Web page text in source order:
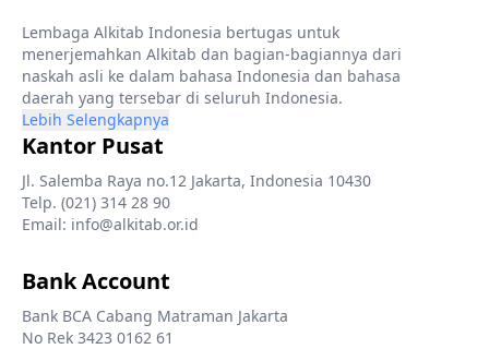
Lembaga Alkitab Indonesia bertugas untuk
menerjemahkan Alkitab dan bagian-bagiannya dari
naskah asli ke dalam bahasa Indonesia dan bahasa
daerah yang tersebar di seluruh Indonesia.
Lebih Selengkapnya
Kantor Pusat
Jl. Salemba Raya no.12 Jakarta, Indonesia 10430
Telp. (021) 314 28 90
Email: info@alkitab.or.id
Bank Account
Bank BCA Cabang Matraman Jakarta
No Rek 3423 0162 61